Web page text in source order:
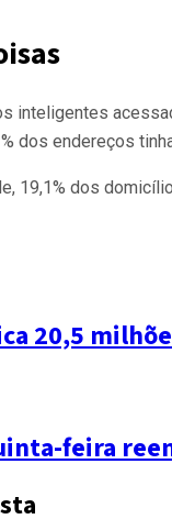
inteligentes
dos endereços
19,1% dos
20,5
feira